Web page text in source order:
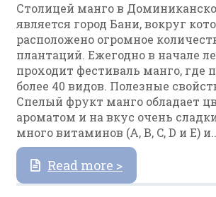
Столицей манго в
является город Бани, вокруг
расположено огромное
плантаций. Ежегодно в начале
проходит фестиваль манго, где
более 40 видов. Полезные
Спелый фрукт манго обладает
ароматом и на вкус очень
много витаминов (A, B, C, D и E)
Read more >